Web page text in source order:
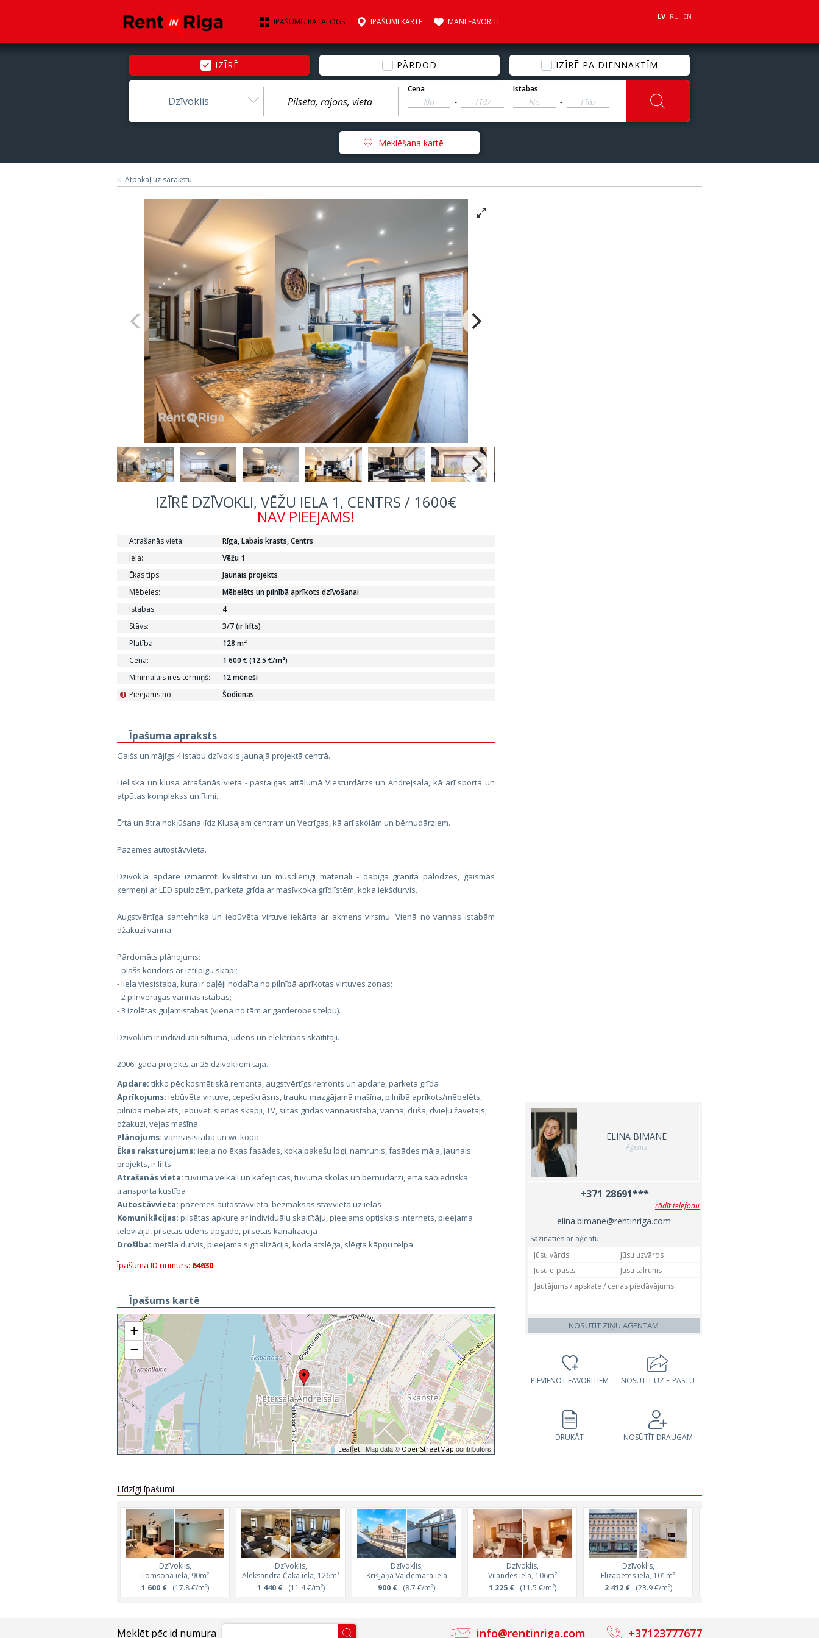
ĪPAŠUMU KATALOGS ĪPAŠUMI KARTĒ MANI FAVORĪTI
LV RU EN
IZĪRĒ PĀRDOD IZĪRĒ PA DIENNAKTĪM
Dzīvoklis
Cena
-
Istabas
-
Meklēšana kartē
Atpakaļ uz sarakstu
IZĪRĒ DZĪVOKLI, VĒŽU IELA 1, CENTRS / 1600€
NAV PIEEJAMS!
Atrašanās vieta:
Rīga, Labais krasts, Centrs
Iela:
Vēžu 1
Ēkas tips:
Jaunais projekts
Mēbeles:
Mēbelēts un pilnībā aprīkots dzīvošanai
Istabas:
4
Stāvs:
3/7 (ir lifts)
Platība:
128 m²
Cena:
1 600 € (12.5 €/m²)
Minimālais īres termiņš:
12 mēneši
Pieejams no:
i Šodienas
Īpašuma apraksts
Gaišs un mājīgs 4 istabu dzīvoklis jaunajā projektā centrā.
Lieliska un klusa atrašanās vieta - pastaigas attālumā Viesturdārzs un Andrejsala, kā arī sporta un
atpūtas komplekss un Rimi.
Ērta un ātra nokļūšana līdz Klusajam centram un Vecrīgas, kā arī skolām un bērnudārziem.
Pazemes autostāvvieta.
Dzīvokļa apdarē izmantoti kvalitatīvi un mūsdienīgi materiāli - dabīgā granīta palodzes, gaismas
ķermeņi ar LED spuldzēm, parketa grīda ar masīvkoka grīdlīstēm, koka iekšdurvis.
Augstvērtīga santehnika un iebūvēta virtuve iekārta ar akmens virsmu. Vienā no vannas istabām
džakuzi vanna.
Pārdomāts plānojums:
- plašs koridors ar ietilpīgu skapi;
- liela viesistaba, kura ir daļēji nodalīta no pilnībā aprīkotas virtuves zonas;
- 2 pilnvērtīgas vannas istabas;
- 3 izolētas guļamistabas (viena no tām ar garderobes telpu).
Dzīvoklim ir individuāli siltuma, ūdens un elektrības skaitītāji.
2006. gada projekts ar 25 dzīvokļiem tajā.
Apdare: tikko pēc kosmētiskā remonta, augstvērtīgs remonts un apdare, parketa grīda
Aprīkojums: iebūvēta virtuve, cepeškrāsns, trauku mazgājamā mašīna, pilnībā aprīkots/mēbelēts,
pilnībā mēbelēts, iebūvēti sienas skapji, TV, siltās grīdas vannasistabā, vanna, duša, dvieļu žāvētājs,
džakuzi, veļas mašīna
Plānojums: vannasistaba un wc kopā
Ēkas raksturojums: ieeja no ēkas fasādes, koka pakešu logi, namrunis, fasādes māja, jaunais
projekts, ir lifts
Atrašanās vieta: tuvumā veikali un kafejnīcas, tuvumā skolas un bērnudārzi, ērta sabiedriskā
transporta kustība
Autostāvvieta: pazemes autostāvvieta, bezmaksas stāvvieta uz ielas
Komunikācijas: pilsētas apkure ar individuālu skaitītāju, pieejams optiskais internets, pieejama
televīzija, pilsētas ūdens apgāde, pilsētas kanalizācija
Drošība: metāla durvis, pieejama signalizācija, koda atslēga, slēgta kāpņu telpa
Īpašuma ID numurs: 64630
Īpašums kartē
+
−
Leaflet | Map data ©OpenStreetMapcontributors
ELĪNA BĪMANE
Aģents
+371 28691***
rādīt telefonu
elina.bimane@rentinriga.com
Sazināties ar aģentu:
NOSŪTĪT ZIŅU AĢENTAM
PIEVIENOT FAVORĪTIEM NOSŪTĪT UZ E-PASTU
DRUKĀT NOSŪTĪT DRAUGAM
Līdzīgi īpašumi
Dzīvoklis,
Tomsona iela, 90m²
1 600 €(17.8 €/m²)
Dzīvoklis,
Aleksandra Čaka iela, 126m²
1 440 €(11.4 €/m²)
Dzīvoklis,
Krišjāņa Valdemāra iela
900 € (8.7 €/m²)
Dzīvoklis,
Vīlandes iela, 106m²
1 225 €(11.5 €/m²)
Dzīvoklis,
Elizabetes iela, 101m²
2 412 €(23.9 €/m²)
Meklēt pēc id numura info@rentinriga.com +37123777677